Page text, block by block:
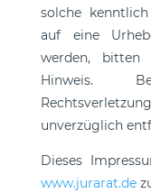
solche
auf eine
werden, bitten
Hinweis.
unverzüglich
Dieses
www.jurarat.de